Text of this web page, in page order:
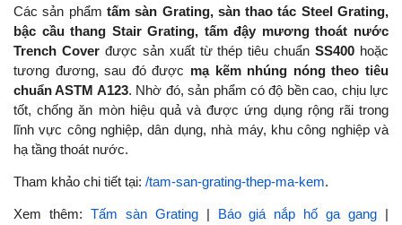
Các sản phẩm tấm sàn Grating, sàn thao tác Steel Grating,
bậc cầu thang Stair Grating, tấm đậy mương thoát nước
Trench Coverđược sản xuất từ thép tiêu chuẩnSS400 hoặc
tương đương, sau đó được mạ kẽm nhúng nóng theo tiêu
chuẩn ASTM A123. Nhờ đó, sản phẩm có độ bền cao, chịu lực
tốt, chống ăn mòn hiệu quả và được ứng dụng rộng rãi trong
lĩnh vực công nghiệp, dân dụng, nhà máy, khu công nghiệp và
hạ tầng thoát nước.
Tham khảo chi tiết tại: /tam-san-grating-thep-ma-kem.
Xem thêm: Tấm sàn Grating| Báo giá nắp hố ga gang |